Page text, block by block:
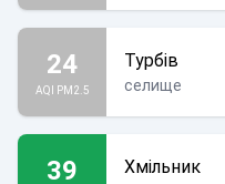
24
AQI PM2.5
Турбів
селище
39 Хмільник